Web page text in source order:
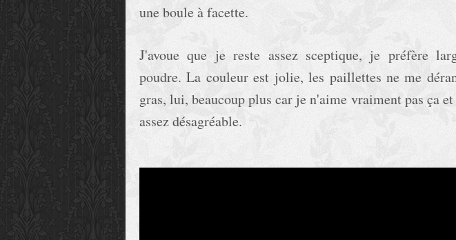
une boule à facette.
J'avoue que je reste assez sceptique, je préfère
poudre. La couleur est jolie, les paillettes ne me
gras, lui, beaucoup plus car je n'aime vraiment pas ça
assez désagréable.